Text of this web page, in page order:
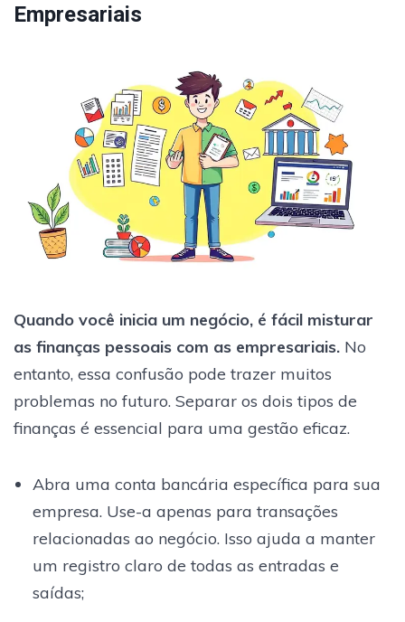
Empresariais
Quando você inicia um negócio, é fácil misturar
as finanças pessoais com as empresariais. No
entanto, essa confusão pode trazer muitos
problemas no futuro. Separar os dois tipos de
finanças é essencial para uma gestão eficaz.
Abra uma conta bancária específica para sua
empresa. Use-a apenas para transações
relacionadas ao negócio. Isso ajuda a manter
um registro claro de todas as entradas e
saídas;